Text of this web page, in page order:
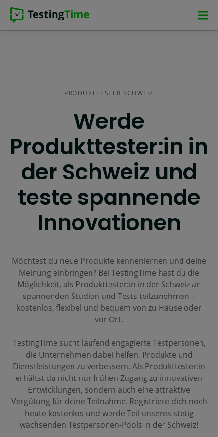
Zur
Hauptnavigation
Zur
Hauptnavigation
Zum
Hauptinhalt
Zum
Footer
PRODUKTTESTER SCHWEIZ
Werde
Produkttester:in in
der Schweiz und
teste spannende
Innovationen
Möchtest du neue Produkte kennenlernen und deine
Meinung einbringen? Bei TestingTime hast du die
Möglichkeit, als Produkttester:in in der Schweiz an
spannenden Studien und Tests teilzunehmen –
kostenlos, flexibel und bequem von zu Hause oder
vor Ort.
TestingTime sucht laufend engagierte Testpersonen,
die Unternehmen dabei helfen, Produkte und
Dienstleistungen zu verbessern. Als Produkttester:in
erhältst du nicht nur frühen Zugang zu innovativen
Entwicklungen, sondern auch eine attraktive
Vergütung für deine Teilnahme. Registriere dich noch
heute kostenlos und werde Teil unseres stetig
wachsenden Testpersonen-Pools in der Schweiz!